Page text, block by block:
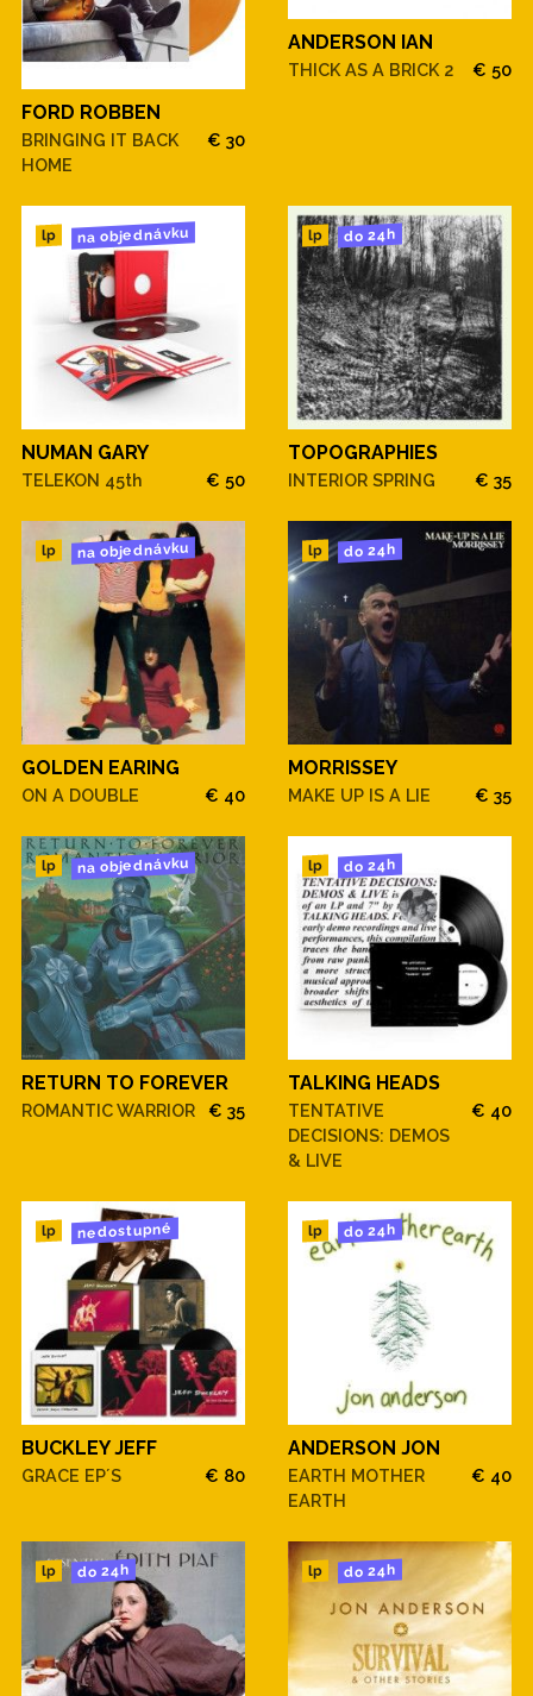
FORD ROBBEN
BRINGING IT BACK
HOME
€ 30
ANDERSON IAN
THICK AS A BRICK 2 € 50
lp na objednávku
NUMAN GARY
TELEKON 45th € 50
lp do 24h
TOPOGRAPHIES
INTERIOR SPRING € 35
lp na objednávku
GOLDEN EARING
ON A DOUBLE € 40
lp do 24h
MORRISSEY
MAKE UP IS A LIE € 35
lp na objednávku
RETURN TO FOREVER
ROMANTIC WARRIOR € 35
lp do 24h
TALKING HEADS
TENTATIVE
DECISIONS: DEMOS
& LIVE
€ 40
lp nedostupné
BUCKLEY JEFF
GRACE EP´S € 80
lp do 24h
ANDERSON JON
EARTH MOTHER
EARTH
€ 40
lp do 24h lp do 24h